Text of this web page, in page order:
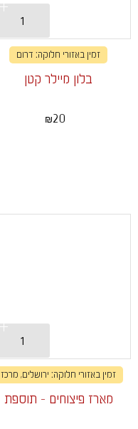
זמין באזורי חלוקה: דרום
בלון מיילר קטן
₪20
זמין באזורי חלוקה: ירושלים, מרכז
מארז פיצוחים - תוספת